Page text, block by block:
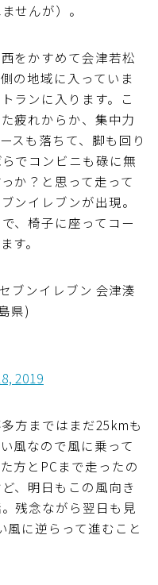
せんが）。
をかすめて会津若松
の地域に入っていま
ランに入ります。こ
疲れからか、集中力
スも落ちて、脚も回り
でコンビニも碌に無
か？と思って走って
ンイレブンが出現。
、椅子に座ってコー
す。
ブンイレブン 会津湊
県)
2019
方まではまだ25kmも
風なので風に乗って
方とPCまで走ったの
、明日もこの風向き
残念ながら翌日も見
風に逆らって進むこと